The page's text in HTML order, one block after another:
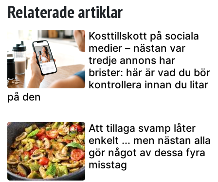
Relaterade artiklar
Kosttillskott på sociala
medier – nästan var
tredje annons har
brister: här är vad du bör
kontrollera innan du litar
på den
Att tillaga svamp låter
enkelt ... men nästan alla
gör något av dessa fyra
misstag